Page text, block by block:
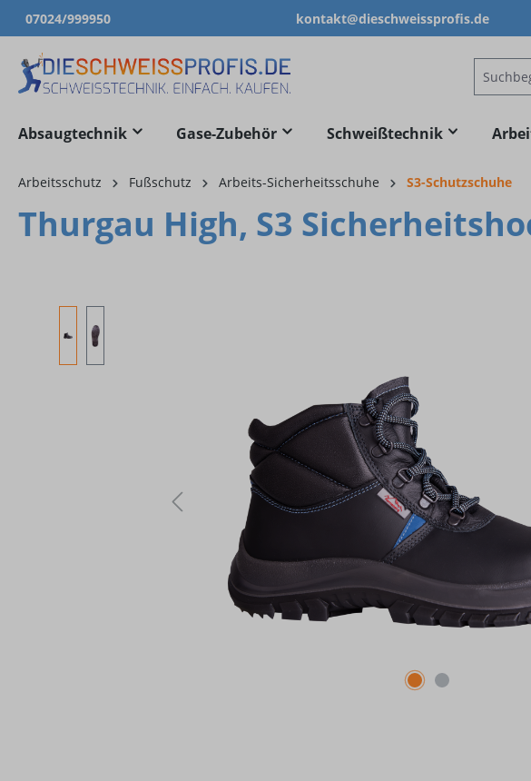
Zur Hauptnavigation springen
07024/999950 kontakt@dieschweissprofis.de
Absaugtechnik Gase-Zubehör Schweißtechnik
Arbeitsschutz Fußschutz Arbeits-Sicherheitsschuhe S3-Schutzschuhe
Thurgau High, S3